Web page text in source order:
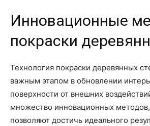
Инновационные
покраски
Технология покраски деревянных
важным этапом в обновлении
поверхности от внешних
множество инновационных
позволяют достичь идеального